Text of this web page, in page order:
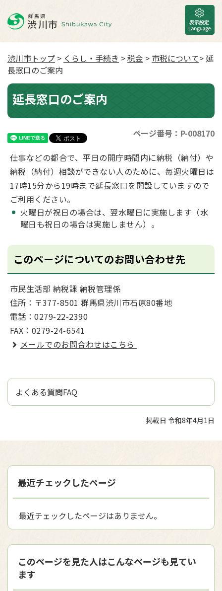
渋川市トップ > くらし・手続き >税金 > 市税について> 延
長窓口のご案内
延長窓口のご案内
ページ番号：P-008170
仕事などの都合で、平日の開庁時間内に納税（納付）や
納税（納付）相談ができない人のために、毎週火曜日は
17時15分から19時まで延長窓口を開設していますので
ご利用ください。
火曜日が祝日の場合は、翌水曜日に実施します（水
曜日も祝日の場合は実施しません）。
このページについてのお問い合わせ先
市民生活部 納税課 納税管理係
住所：〒377-8501 群馬県渋川市石原80番地
電話：0279-22-2390
FAX：0279-24-6541
メールでのお問合わせはこちら
よくある質問FAQ
掲載日 令和8年4月1日
最近チェックしたページ
最近チェックしたページはありません。
このページを見た人はこんなページも見てい
ます